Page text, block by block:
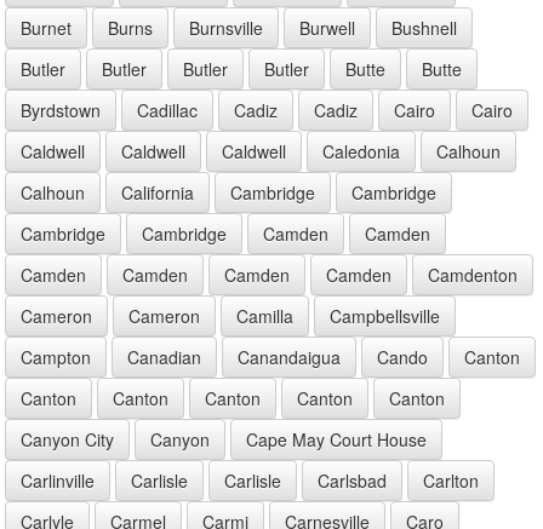
Burnet
Burns Burnsville Burwell
Bushnell
Butler
Butler Butler Butler Butte
Butte
Byrdstown
Cadillac Cadiz Cadiz Cairo
Cairo
Caldwell
Caldwell Caldwell Caledonia
Calhoun
Calhoun
California Cambridge
Cambridge
Cambridge
Cambridge Camden
Camden
Camden
Camden Camden Camden
Camdenton
Cameron
Cameron Camilla
Campbellsville
Campton
Canadian Canandaigua Cando
Canton
Canton
Canton Canton Canton
Canton
Canyon City
Canyon
Cape May Court House
Carlinville
Carlisle Carlisle Carlsbad
Carlton
Carlyle
Carmel Carmi Carnesville Caro